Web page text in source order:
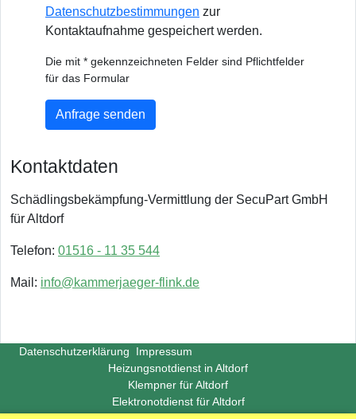
Datenschutzbestimmungen zur
Kontaktaufnahme gespeichert werden.
Die mit * gekennzeichneten Felder sind Pflichtfelder
für das Formular
Anfrage senden
Kontaktdaten
Schädlingsbekämpfung-Vermittlung der SecuPart GmbH
für Altdorf
Telefon: 01516 - 11 35 544
Mail: info@kammerjaeger-flink.de
Datenschutzerklärung
Impressum
Heizungsnotdienst in Altdorf
Klempner für Altdorf
Elektronotdienst für Altdorf